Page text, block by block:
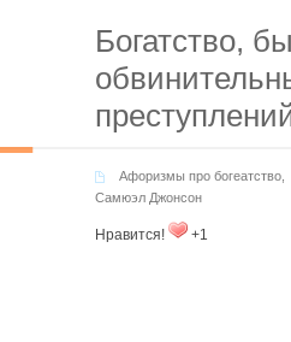
Богатство,
Афоризмы про богеатство
Самюэл Джонсон
Нравится! +1